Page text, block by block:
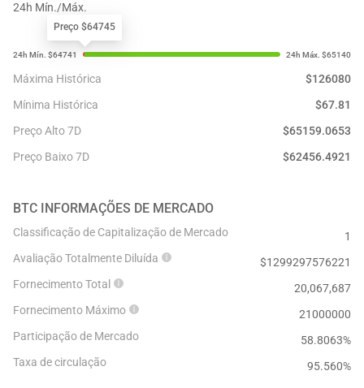
24h Mín./Máx.
Preço $64745
Máxima Histórica $126080
Mínima Histórica
$67.81
Preço Alto 7D
$65159.0653
Preço Baixo 7D
$62456.4921
BTC INFORMAÇÕES DE MERCADO
Classificação de Capitalização de Mercado
1
Avaliação Totalmente Diluída
$1299297576221
Fornecimento Total
20,067,687
Fornecimento Máximo
21000000
Participação de Mercado
58.8063%
Taxa de circulação
95.560%